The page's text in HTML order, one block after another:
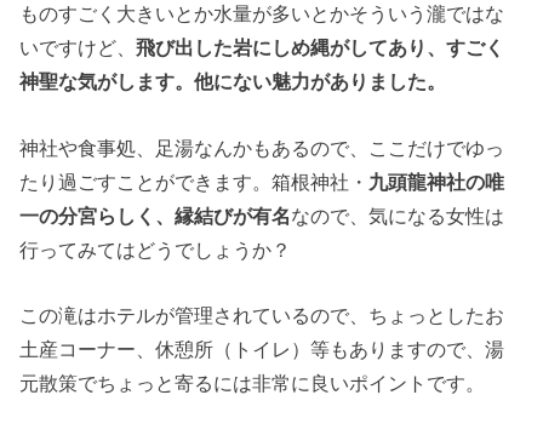
ものすごく大きいとか水量が多いとかそういう瀧ではな
いですけど、飛び出した岩にしめ縄がしてあり、すごく
神聖な気がします。他にない魅力がありました。
神社や食事処、足湯なんかもあるので、ここだけでゆっ
たり過ごすことができます。箱根神社・ 九頭龍神社の唯
一の分宮らしく、縁結びが有名なので、気になる女性は
行ってみてはどうでしょうか？
この滝はホテルが管理されているので、ちょっとしたお
土産コーナー、休憩所（トイレ）等もありますので、湯
元散策でちょっと寄るには非常に良いポイントです。